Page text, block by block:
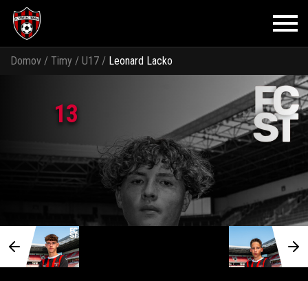
Domov / Timy / U17 / Leonard Lacko
13